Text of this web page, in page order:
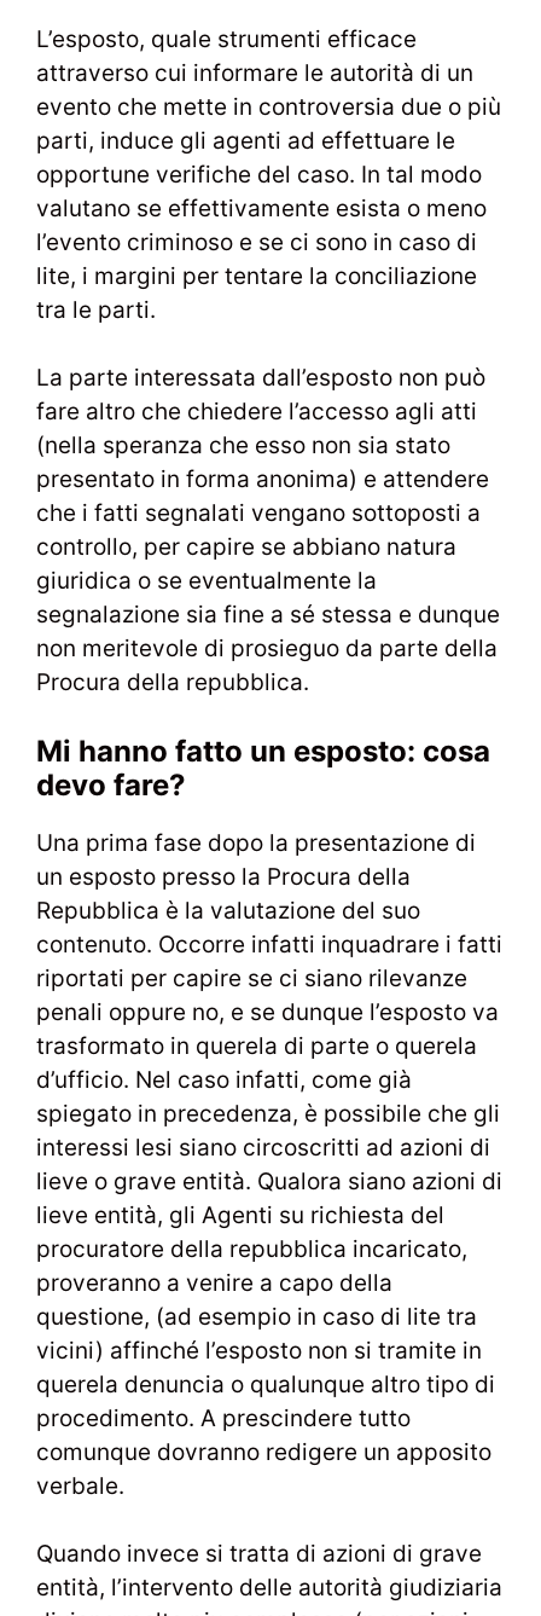
L’esposto, quale strumenti efficace
attraverso cui informare le autorità di un
evento che mette in controversia due o più
parti, induce gli agenti ad effettuare le
opportune verifiche del caso. In tal modo
valutano se effettivamente esista o meno
l’evento criminoso e se ci sono in caso di
lite, i margini per tentare la conciliazione
tra le parti.
La parte interessata dall’esposto non può
fare altro che chiedere l’accesso agli atti
(nella speranza che esso non sia stato
presentato in forma anonima) e attendere
che i fatti segnalati vengano sottoposti a
controllo, per capire se abbiano natura
giuridica o se eventualmente la
segnalazione sia fine a sé stessa e dunque
non meritevole di prosieguo da parte della
Procura della repubblica.
Mi hanno fatto un esposto: cosa
devo fare?
Una prima fase dopo la presentazione di
un esposto presso la Procura della
Repubblica è la valutazione del suo
contenuto. Occorre infatti inquadrare i fatti
riportati per capire se ci siano rilevanze
penali oppure no, e se dunque l’esposto va
trasformato in querela di parte o querela
d’ufficio. Nel caso infatti, come già
spiegato in precedenza, è possibile che gli
interessi lesi siano circoscritti ad azioni di
lieve o grave entità. Qualora siano azioni di
lieve entità, gli Agenti su richiesta del
procuratore della repubblica incaricato,
proveranno a venire a capo della
questione, (ad esempio in caso di lite tra
vicini) affinché l’esposto non si tramite in
querela denuncia o qualunque altro tipo di
procedimento. A prescindere tutto
comunque dovranno redigere un apposito
verbale.
Quando invece si tratta di azioni di grave
entità, l’intervento delle autorità giudiziaria